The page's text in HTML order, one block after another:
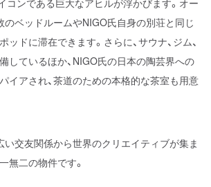
コンである巨大なアヒルが浮かびます。オー
のベッドルームやNIGO氏自身の別荘と同じ
ドに滞在できます。さらに、サウナ、ジム、
しているほか、NIGO氏の日本の陶芸界への
イアされ、茶道のための本格的な茶室も用意
い交友関係から世界のクリエイティブが集ま
無二の物件です。